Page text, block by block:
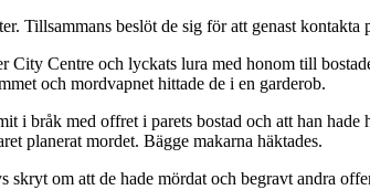
Tillsammans beslöt de sig för att genast kontakta
Centre och lyckats lura med honom till
och mordvapnet hittade de i en garderob.
bråk med offret i parets bostad och att han hade
planerat mordet. Bägge makarna häktades.
om att de hade mördat och begravt andra